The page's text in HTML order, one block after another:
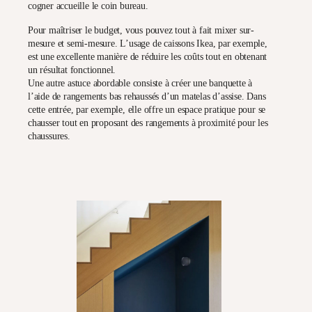
cogner accueille le coin bureau.
Pour maîtriser le budget, vous pouvez tout à fait mixer sur-
mesure et semi-mesure. L’usage de caissons Ikea, par exemple,
est une excellente manière de réduire les coûts tout en obtenant
un résultat fonctionnel.
Une autre astuce abordable consiste à créer unebanquetteà
l’aide de rangements bas rehaussés d’un matelas d’assise.Dans
cette entrée, par exemple, elle offre un espace pratique pour se
chausser tout en proposant des rangements à proximité pour les
chaussures.